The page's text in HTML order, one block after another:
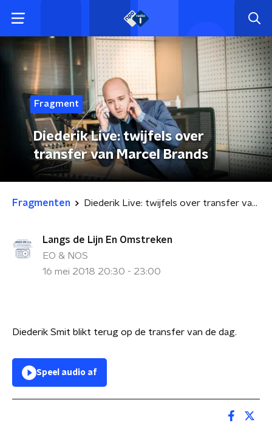
Fragment
Diederik Live: twijfels over
transfer van Marcel Brands
Fragmenten Diederik Live: twijfels over transfer van Marcel Brands
Langs de Lijn En Omstreken
EO & NOS
16 mei 2018 20:30 - 23:00
Diederik Smit blikt terug op de transfer van de dag.
Speel audio af